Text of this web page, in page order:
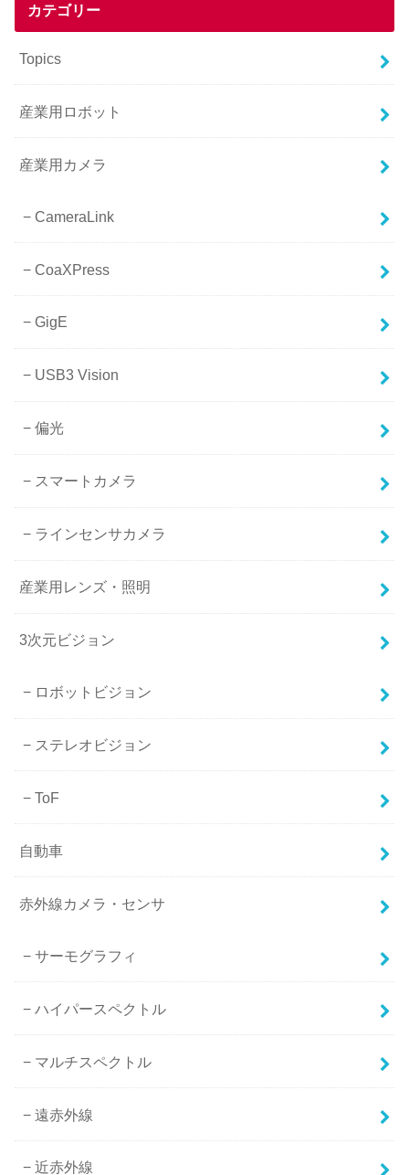
カテゴリー
Topics
産業用ロボット
産業用カメラ
CameraLink
CoaXPress
GigE
USB3 Vision
偏光
スマートカメラ
ラインセンサカメラ
産業用レンズ・照明
3次元ビジョン
ロボットビジョン
ステレオビジョン
ToF
自動車
赤外線カメラ・センサ
サーモグラフィ
ハイパースペクトル
マルチスペクトル
遠赤外線
近赤外線